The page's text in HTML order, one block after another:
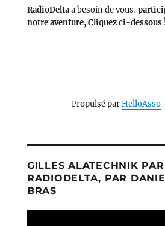
RadioDeltaa besoin de vous,
notre aventure, Cliquez ci-dessous
Propulsé parHelloAsso
GILLES ALATECHNIK
RADIODELTA, PAR
BRAS